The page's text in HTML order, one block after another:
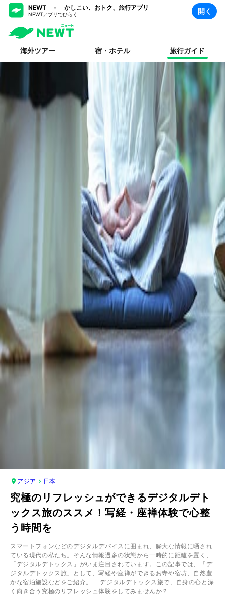
NEWT - かしこい、おトク、旅行アプリ
NEWTアプリでひらく 開く
海外ツアー 宿・ホテル 旅行ガイド
アジア 日本
究極のリフレッシュができるデジタルデト
ックス旅のススメ！写経・座禅体験で心整
う時間を
スマートフォンなどのデジタルデバイスに囲まれ、膨大な情報に晒され
ている現代の私たち。そんな情報過多の状態から一時的に距離を置く、
「デジタルデトックス」がいま注目されています。この記事では、「デ
ジタルデトックス旅」として、写経や座禅ができるお寺や宿坊、自然豊
かな宿泊施設などをご紹介。 デジタルデトックス旅で、自身の心と深
く向き合う究極のリフレッシュ体験をしてみませんか？